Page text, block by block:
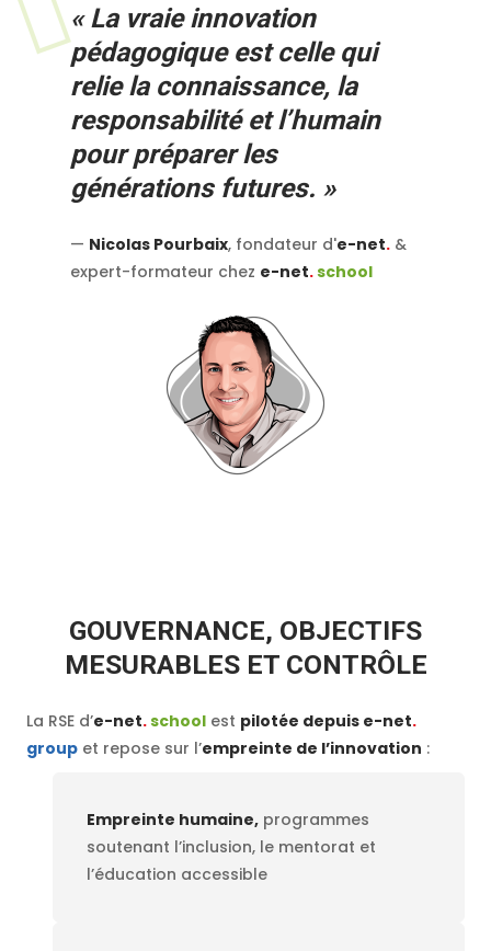
« La vraie innovation
pédagogique est celle qui
relie la connaissance, la
responsabilité et l’humain
pour préparer les
générations futures. »
— Nicolas Pourbaix, fondateur d'e-net. &
expert-formateur chez e-net.school
GOUVERNANCE, OBJECTIFS
MESURABLES ET CONTRÔLE
La RSE d’e-net.school est pilotée depuis e-net.
group et repose sur l’empreinte de l’innovation :
Empreinte humaine, programmes
soutenant l’inclusion, le mentorat et
l’éducation accessible